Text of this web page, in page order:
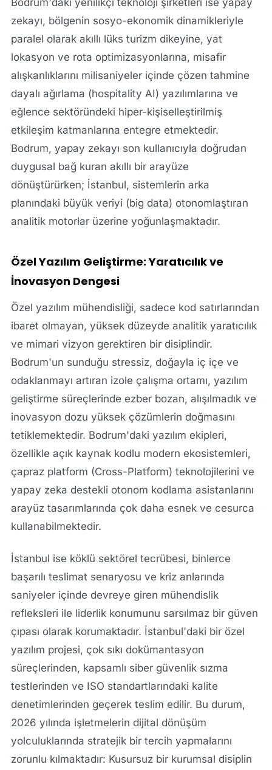
Bodrum'daki yenilikçi teknoloji şirketleri ise yapay
zekayı, bölgenin sosyo-ekonomik dinamikleriyle
paralel olarak akıllı lüks turizm dikeyine, yat
lokasyon ve rota optimizasyonlarına, misafir
alışkanlıklarını milisaniyeler içinde çözen tahmine
dayalı ağırlama (hospitality AI) yazılımlarına ve
eğlence sektöründeki hiper-kişiselleştirilmiş
etkileşim katmanlarına entegre etmektedir.
Bodrum, yapay zekayı son kullanıcıyla doğrudan
duygusal bağ kuran akıllı bir arayüze
dönüştürürken; İstanbul, sistemlerin arka
planındaki büyük veriyi (big data) otonomlaştıran
analitik motorlar üzerine yoğunlaşmaktadır.
Özel Yazılım Geliştirme: Yaratıcılık ve
İnovasyon Dengesi
Özel yazılım mühendisliği, sadece kod satırlarından
ibaret olmayan, yüksek düzeyde analitik yaratıcılık
ve mimari vizyon gerektiren bir disiplindir.
Bodrum'un sunduğu stressiz, doğayla iç içe ve
odaklanmayı artıran izole çalışma ortamı, yazılım
geliştirme süreçlerinde ezber bozan, alışılmadık ve
inovasyon dozu yüksek çözümlerin doğmasını
tetiklemektedir. Bodrum'daki yazılım ekipleri,
özellikle açık kaynak kodlu modern ekosistemleri,
çapraz platform (Cross-Platform) teknolojilerini ve
yapay zeka destekli otonom kodlama asistanlarını
arayüz tasarımlarında çok daha esnek ve cesurca
kullanabilmektedir.
İstanbul ise köklü sektörel tecrübesi, binlerce
başarılı teslimat senaryosu ve kriz anlarında
saniyeler içinde devreye giren mühendislik
refleksleri ile liderlik konumunu sarsılmaz bir güven
çıpası olarak korumaktadır. İstanbul'daki bir özel
yazılım projesi, çok sıkı dokümantasyon
süreçlerinden, kapsamlı siber güvenlik sızma
testlerinden ve ISO standartlarındaki kalite
denetimlerinden geçerek teslim edilir. Bu durum,
2026 yılında işletmelerin dijital dönüşüm
yolculuklarında stratejik bir tercih yapmalarını
zorunlu kılmaktadır: Kusursuz bir kurumsal disiplin